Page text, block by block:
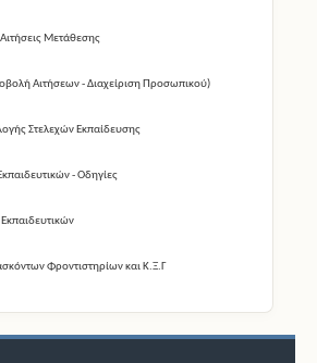
Μετάθεσης
Αιτήσεων - Διαχείριση Προσωπικού)
Στελεχών Εκπαίδευσης
- Οδηγίες
Φροντιστηρίων και Κ.Ξ.Γ